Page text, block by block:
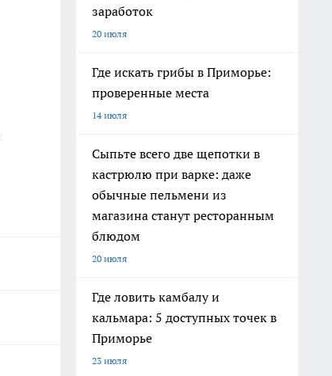
заработок
20 июля
Где искать грибы в Приморье:
проверенные места
14 июля
Сыпьте всего две щепотки в
кастрюлю при варке: даже
обычные пельмени из
магазина станут ресторанным
блюдом
20 июля
Где ловить камбалу и
кальмара: 5 доступных точек в
Приморье
23 июля